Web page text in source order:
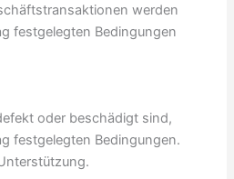
werden
festgelegten Bedingungen
oder beschädigt sind,
festgelegten Bedingungen.